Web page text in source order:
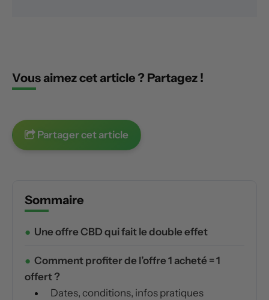
Vous aimez cet article ? Partagez !
Partager cet article
Sommaire
Une offre CBD qui fait le double effet
Comment profiter de l’offre 1 acheté = 1
offert ?
Dates, conditions, infos pratiques